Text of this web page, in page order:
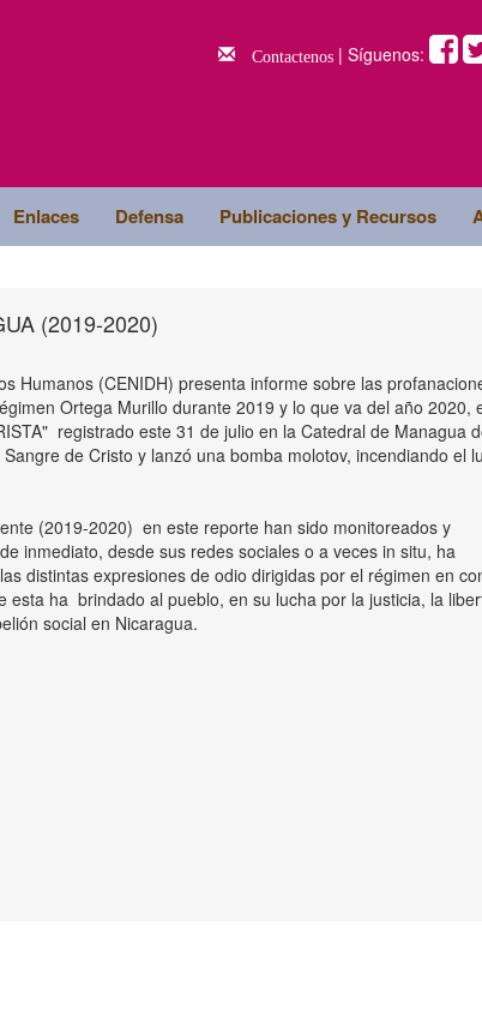
Contactenos | Síguenos:
Enlaces Defensa Publicaciones y Recursos
(2019-2020)
Humanos (CENIDH) presenta informe sobre las
Ortega Murillo durante 2019 y lo que va del año 2020,
registrado este 31 de julio en la Catedral de Managua
de Cristo y lanzó una bomba molotov, incendiando el
(2019-2020) en este reporte han sido monitoreados y
inmediato, desde sus redes sociales o a veces in situ, ha
distintas expresiones de odio dirigidas por el régimen en
esta ha brindado al pueblo, en su lucha por la justicia, la
social en Nicaragua.